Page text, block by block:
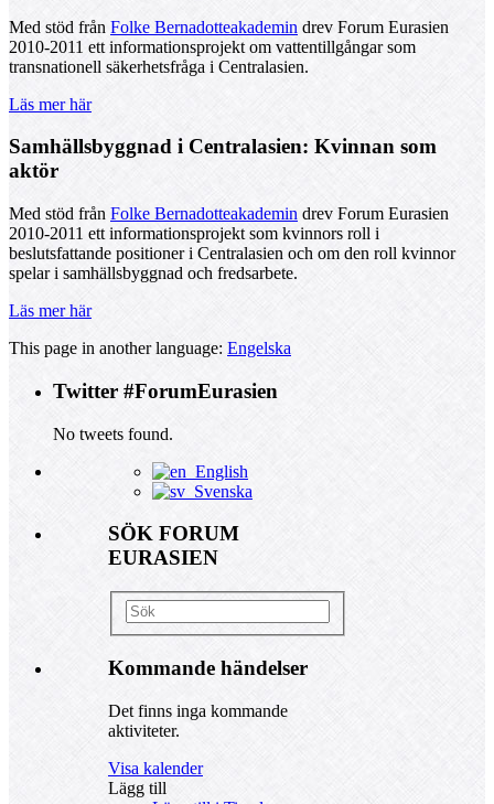
Med stöd från Folke Bernadotteakademin drev Forum Eurasien
2010-2011 ett informationsprojekt om vattentillgångar som
transnationell säkerhetsfråga i Centralasien.
Läs mer här
Samhällsbyggnad i Centralasien: Kvinnan som
aktör
Med stöd från Folke Bernadotteakademin drev Forum Eurasien
2010-2011 ett informationsprojekt som kvinnors roll i
beslutsfattande positioner i Centralasien och om den roll kvinnor
spelar i samhällsbyggnad och fredsarbete.
Läs mer här
This page in another language: Engelska
Twitter #ForumEurasien
No tweets found.
English
Svenska
SÖK FORUM
EURASIEN
Kommande händelser
Det finns inga kommande
aktiviteter.
Visa kalender
Lägg till